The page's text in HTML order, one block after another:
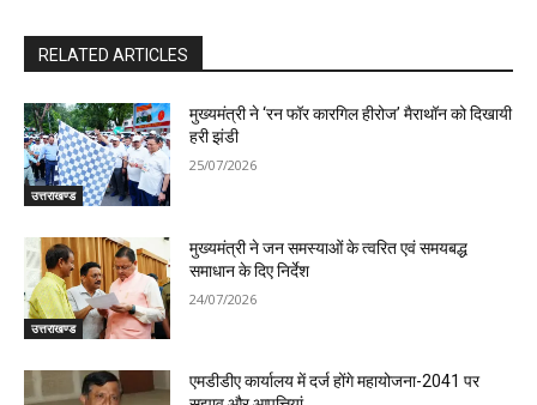
RELATED ARTICLES
उत्तराखण्ड
मुख्यमंत्री ने ‘रन फॉर कारगिल हीरोज’ मैराथॉन को दिखायी
हरी झंडी
25/07/2026
उत्तराखण्ड
मुख्यमंत्री ने जन समस्याओं के त्वरित एवं समयबद्ध
समाधान के दिए निर्देश
24/07/2026
एमडीडीए कार्यालय में दर्ज होंगे महायोजना-2041 पर